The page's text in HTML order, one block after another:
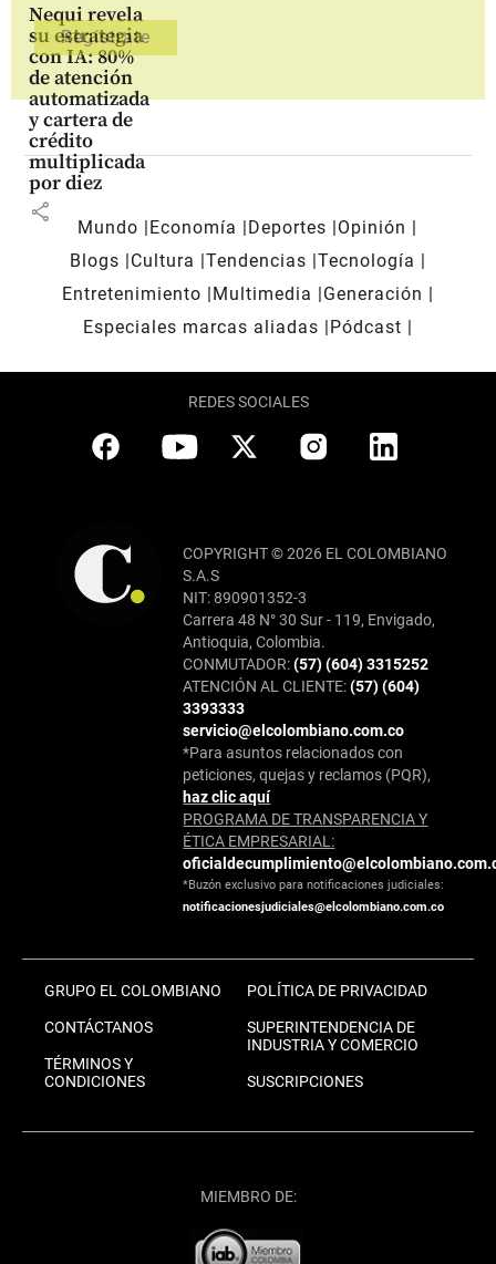
Nequi revela
su estrategia
con IA: 80%
de atención
automatizada
y cartera de
crédito
multiplicada
por diez
share
Mundo Economía Deportes
Opinión
Blogs
Cultura Tendencias Tecnología
Entretenimiento
Multimedia
Generación
Especiales marcas aliadas
Pódcast
REDES SOCIALES
COPYRIGHT © 2026 EL COLOMBIANO
S.A.S
NIT: 890901352-3
Carrera 48 N° 30 Sur - 119, Envigado,
Antioquia, Colombia.
CONMUTADOR:(57) (604) 3315252
ATENCIÓN AL CLIENTE:(57) (604)
3393333
servicio@elcolombiano.com.co
*Para asuntos relacionados con
peticiones, quejas y reclamos (PQR),
haz clic aquí
PROGRAMA DE TRANSPARENCIA Y
ÉTICA EMPRESARIAL:
*Buzón exclusivo para notificaciones judiciales:
notificacionesjudiciales@elcolombiano.com.co
GRUPO EL COLOMBIANO
CONTÁCTANOS
TÉRMINOS Y
CONDICIONES
POLÍTICA DE PRIVACIDAD
SUPERINTENDENCIA DE
INDUSTRIA Y COMERCIO
SUSCRIPCIONES
MIEMBRO DE: